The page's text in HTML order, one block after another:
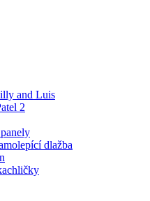
and Luis
2
dlažba